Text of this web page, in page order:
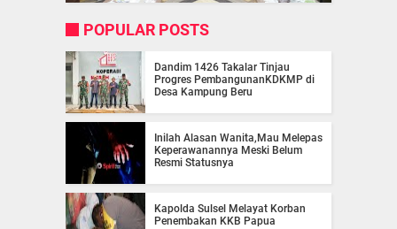
POPULAR POSTS
Dandim 1426 Takalar Tinjau
Progres PembangunanKDKMP di
Desa Kampung Beru
Inilah Alasan Wanita,Mau Melepas
Keperawanannya Meski Belum
Resmi Statusnya
Kapolda Sulsel Melayat Korban
Penembakan KKB Papua